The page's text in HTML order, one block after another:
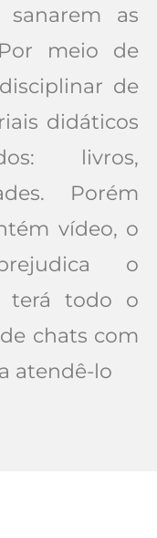
as
meio de
de
didáticos
livros,
Porém
vídeo, o
o
terá todo o
chats com
atendê-lo